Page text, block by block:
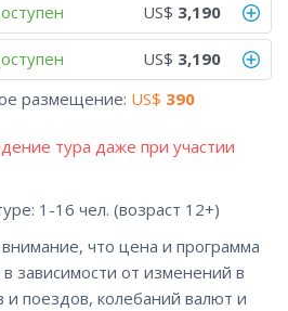
US$ 3,190
US$ 3,190
размещение: US$ 390
тура даже при участии
1-16 чел. (возраст 12+)
что цена и программа
зависимости от изменений в
и поездов, колебаний валют и